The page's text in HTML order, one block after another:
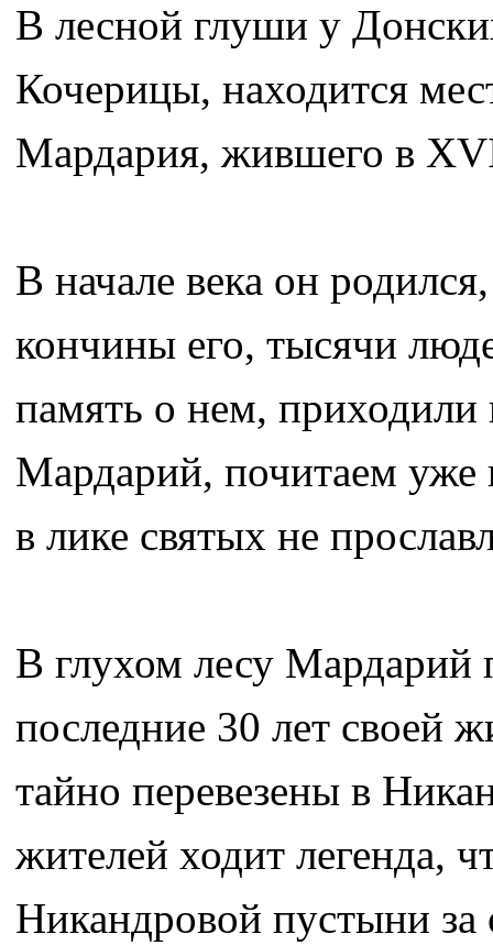
В лесной глуши у
Кочерицы, находится
Мардария, жившего в
В начале века он
кончины его, тысячи
память о нем,
Мардарий, почитаем уже
в лике святых не
В глухом лесу Мардарий
последние 30 лет своей
тайно перевезены в
жителей ходит легенда,
Никандровой пустыни за